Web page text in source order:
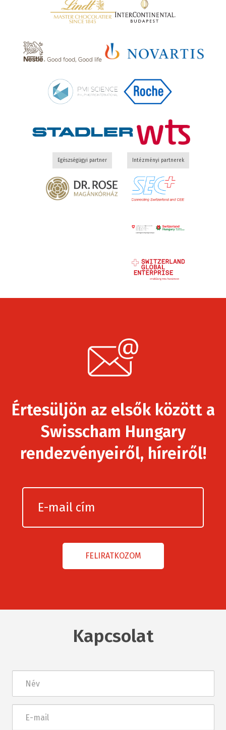
Egészségügyi partner Intézményi partnerek
Értesüljön az elsők között a
Swisscham Hungary
rendezvényeiről, híreiről!
Kapcsolat
mail